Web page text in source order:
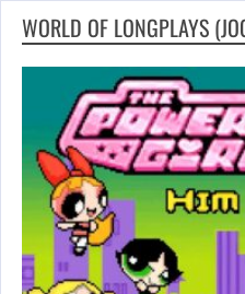
WORLD OF LONGPLAYS